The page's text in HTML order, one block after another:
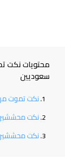
محتويات
سعوديين
نكت تموت
نكت
نكت